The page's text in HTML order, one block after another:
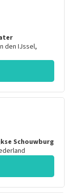
den IJssel,
Schouwburg